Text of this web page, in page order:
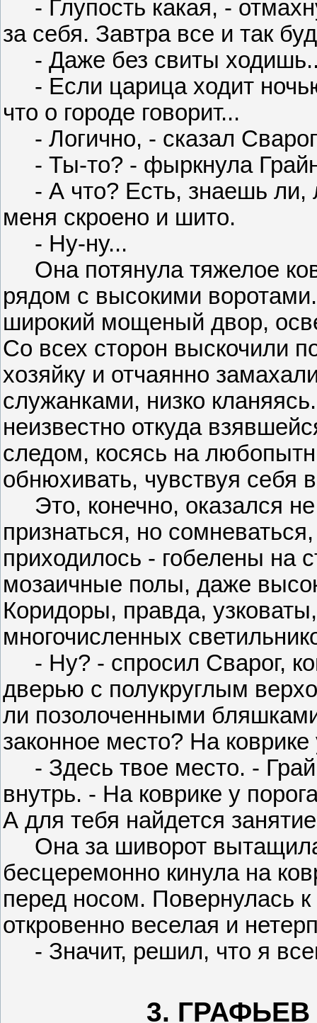
- Глупость какая, -
за себя. Завтра все и так
- Даже без свиты
- Если царица ходит
что о городе говорит...
- Логично, - сказал
- Ты-то? - фыркнула
- А что? Есть, знаешь ли,
меня скроено и шито.
- Ну-ну...
Она потянула тяжелое
рядом с высокими
широкий мощеный двор,
Со всех сторон выскочили
хозяйку и отчаянно
служанками, низко
неизвестно откуда
следом, косясь на
обнюхивать, чувствуя себя
Это, конечно, оказался
признаться, но
приходилось - гобелены на
мозаичные полы, даже
Коридоры, правда,
многочисленных
- Ну? - спросил Сварог,
дверью с полукруглым
ли позолоченными
законное место? На коврике
- Здесь твое место. -
внутрь. - На коврике у
А для тебя найдется
Она за шиворот
бесцеремонно кинула на
перед носом. Повернулась
откровенно веселая и
- Значит, решил, что я
3.